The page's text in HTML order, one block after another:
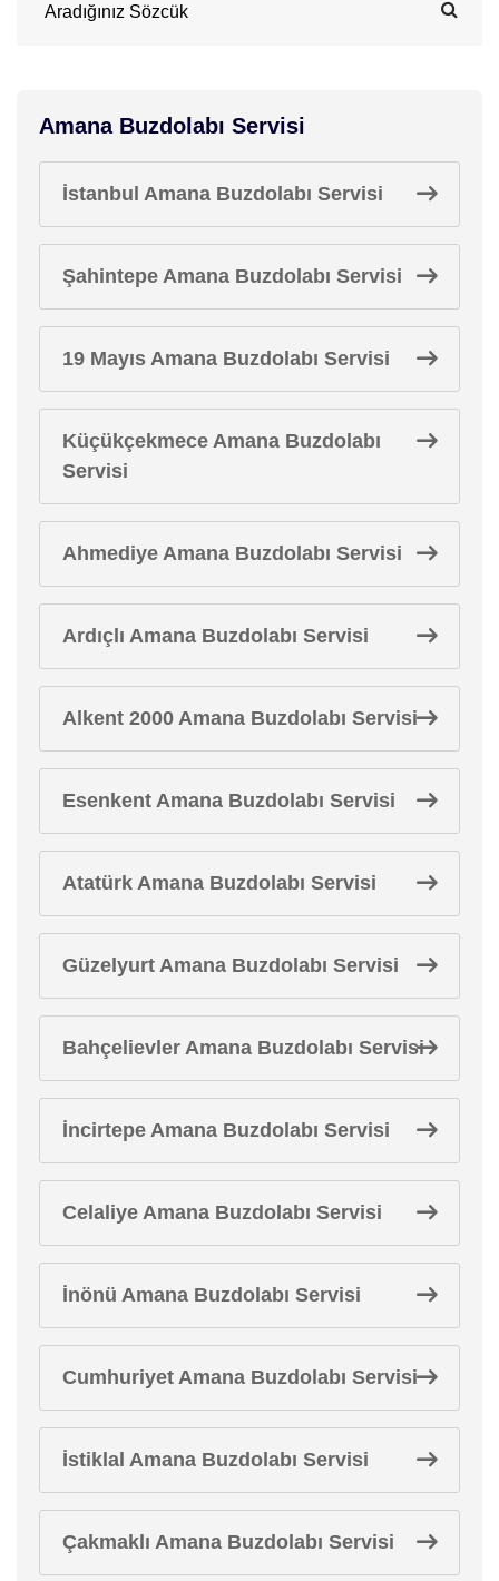
Amana Buzdolabı Servisi
İstanbul Amana Buzdolabı Servisi
Şahintepe Amana Buzdolabı Servisi
19 Mayıs Amana Buzdolabı Servisi
Küçükçekmece Amana Buzdolabı
Servisi
Ahmediye Amana Buzdolabı Servisi
Ardıçlı Amana Buzdolabı Servisi
Alkent 2000 Amana Buzdolabı Servisi
Esenkent Amana Buzdolabı Servisi
Atatürk Amana Buzdolabı Servisi
Güzelyurt Amana Buzdolabı Servisi
Bahçelievler Amana Buzdolabı Servisi
İncirtepe Amana Buzdolabı Servisi
Celaliye Amana Buzdolabı Servisi
İnönü Amana Buzdolabı Servisi
Cumhuriyet Amana Buzdolabı Servisi
İstiklal Amana Buzdolabı Servisi
Çakmaklı Amana Buzdolabı Servisi